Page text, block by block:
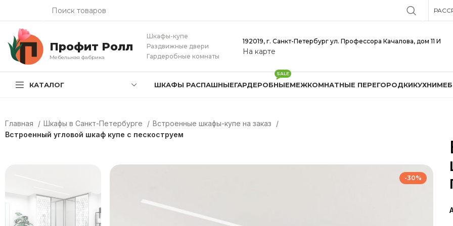
Профит Ролл
Мебельная фабрика
Шкафы-купе
Раздвижные двери
Гардеробные комнаты
192019, г. Санкт-Петербург ул. Профессора Качалова, дом 11 И
На карте
КАТАЛОГ ШКАФЫ РАСПАШНЫЕГАРДЕРОБНЫЕ
SALE
МЕЖКОМНАТНЫЕ ПЕРЕГОРОДКИКУХНИ
Главная Шкафы в Санкт-Петербурге
Встроенные шкафы-купе на заказ
Встроенный угловой шкаф купе с пескоструем
-30%